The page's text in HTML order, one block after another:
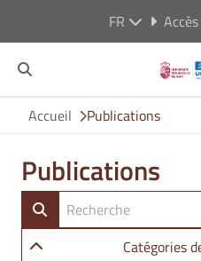
FR
Accueil Publications
Publications
Catégories